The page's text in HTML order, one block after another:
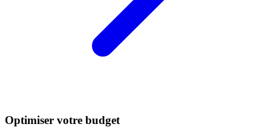
Optimiser votre budget